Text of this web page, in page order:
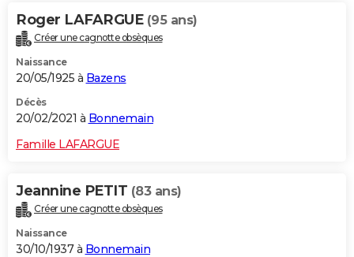
Roger LAFARGUE (95 ans)
Créer une cagnotte obsèques
Naissance
20/05/1925 à Bazens
Décès
20/02/2021 à Bonnemain
Famille LAFARGUE
Jeannine PETIT (83 ans)
Créer une cagnotte obsèques
Naissance
30/10/1937 à Bonnemain